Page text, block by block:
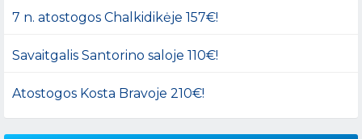
7 n. atostogos Chalkidikėje 157€!
Savaitgalis Santorino saloje 110€!
Atostogos Kosta Bravoje 210€!